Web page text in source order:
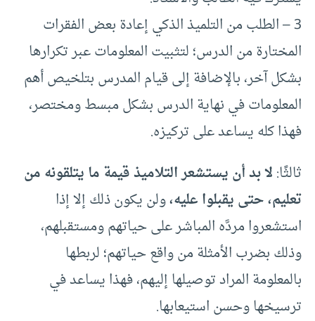
3 – الطلب من التلميذ الذكي إعادة بعض الفقرات
المختارة من الدرس؛ لتثبيت المعلومات عبر تكرارها
بشكل آخر، بالإضافة إلى قيام المدرس بتلخيص أهم
المعلومات في نهاية الدرس بشكل مبسط ومختصر،
فهذا كله يساعد على تركيزه.
ثالثًا:لا بد أن يستشعر التلاميذ قيمة ما يتلقونه من
تعليم، حتى يقبلوا عليه،ولن يكون ذلك إلا إذا
استشعروا مردَّه المباشر على حياتهم ومستقبلهم،
وذلك بضرب الأمثلة من واقع حياتهم؛ لربطها
بالمعلومة المراد توصيلها إليهم، فهذا يساعد في
ترسيخها وحسن استيعابها.